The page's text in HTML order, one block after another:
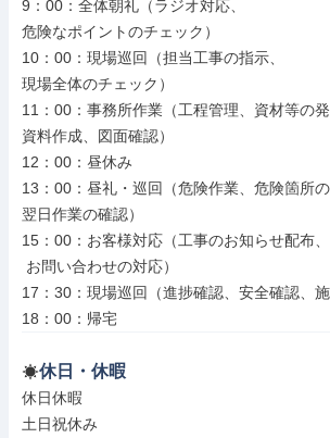
9：00：全体朝礼（ラジオ対応、
危険なポイントのチェック）
10：00：現場巡回（担当工事の指示、
現場全体のチェック）
11：00：事務所作業（工程管理、資材等の発
資料作成、図面確認）
12：00：昼休み
13：00：昼礼・巡回（危険作業、危険箇所の
翌日作業の確認）
15：00：お客様対応（工事のお知らせ配布、
17：30：現場巡回（進捗確認、安全確認、施
18：00：帰宅
休日・休暇
休日休暇
土日祝休み